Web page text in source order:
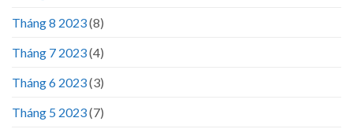
Tháng 8 2023(8)
Tháng 7 2023(4)
Tháng 6 2023(3)
Tháng 5 2023(7)